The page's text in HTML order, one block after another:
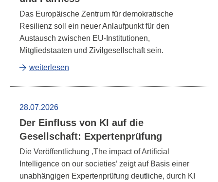
Das Europäische Zentrum für demokratische
Resilienz soll ein neuer Anlaufpunkt für den
Austausch zwischen EU-Institutionen,
Mitgliedstaaten und Zivilgesellschaft sein.
weiterlesen
28.07.2026
Der Einfluss von KI auf die
Gesellschaft: Expertenprüfung
Die Veröffentlichung ‚The impact of Artificial
Intelligence on our societies’ zeigt auf Basis einer
unabhängigen Expertenprüfung deutliche, durch KI